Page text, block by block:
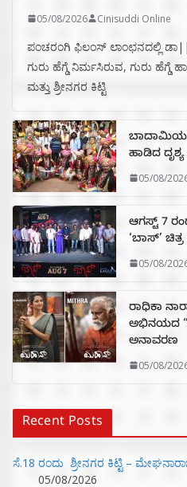
05/08/2026 Cinisuddi Online
ಪಂಚರಂಗಿ ಫಿಲಂಸ್ ಲಾಂಛನದಲ್ಲಿ ಡಾ||
ಗುರು ಹೆಗ್ಡೆ ನಿರ್ಮಸಿರುವ, ಗುರು
ಮತ್ತು ಶ್ರೀನಗರ ಕಿಟ್ಟಿ
ಹಾಡಿದ
05/08/
ಆಗಸ್ಟ್ 7
‘ಬಾಸ್’
05/08/
ರಾಧಿಕಾ
ಅಭಿನಯದ
ಅನಾವರಣ
05/08/
Recent Posts
ಸೆ.18 ರಂದು ಶ್ರೀನಗರ ಕಿಟ್ಟಿ –
05/08/2026